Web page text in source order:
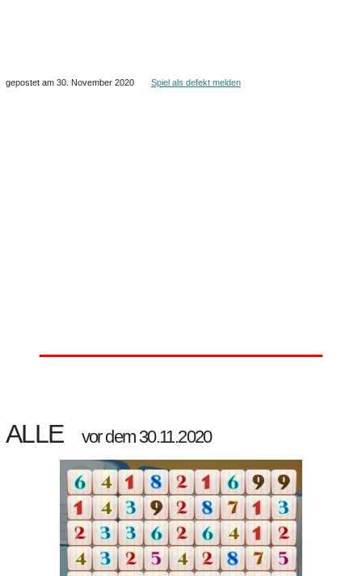
gepostet am 30. November 2020 Spiel als defekt melden
ALLE vor dem 30.11.2020